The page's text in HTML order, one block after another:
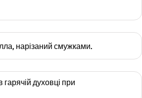
нарізаний смужками.
духовці при